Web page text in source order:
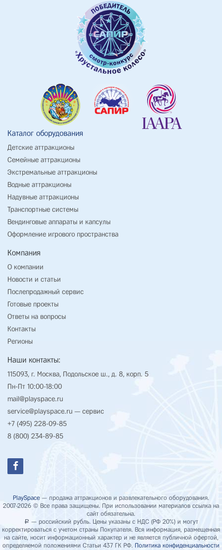
Каталог оборудования
Детские аттракционы
Семейные аттракционы
Экстремальные аттракционы
Водные аттракционы
Надувные аттракционы
Транспортные системы
Вендинговые аппараты и капсулы
Оформление игрового пространства
Компания
О компании
Новости и статьи
Послепродажный сервис
Готовые проекты
Ответы на вопросы
Контакты
Регионы
Наши контакты:
115093, г. Москва, Подольское ш., д. 8, корп. 5
Пн-Пт 10:00-18:00
mail@playspace.ru
service@playspace.ru — сервис
+7 (495) 228-09-85
8 (800) 234-89-85
PlaySpace — продажа аттракционов и развлекательного оборудования.
2007-2026 © Все права защищены. При использовании материалов ссылка на
сайт обязательна.
Р — российский рубль. Цены указаны с НДС (РФ 20%) и могут
корректироваться с учетом страны Покупателя. Вся информация, размещенная
на сайте, носит информационный характер и не является публичной офертой,
определяемой положениями Статьи 437 ГК РФ. Политика конфиденциальности